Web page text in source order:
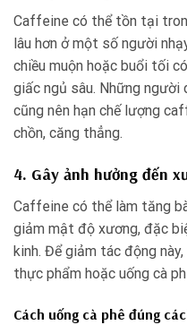
Caffeine có thể tồn tại
lâu hơn ở một số người
chiều muộn hoặc buổi tối
giấc ngủ sâu. Những người
cũng nên hạn chế lượng
chồn, căng thẳng.
4. Gây ảnh hưởng đến
Caffeine có thể làm tăng
giảm mật độ xương, đặc
kinh. Để giảm tác động
thực phẩm hoặc uống cà
Cách uống cà phê đúng